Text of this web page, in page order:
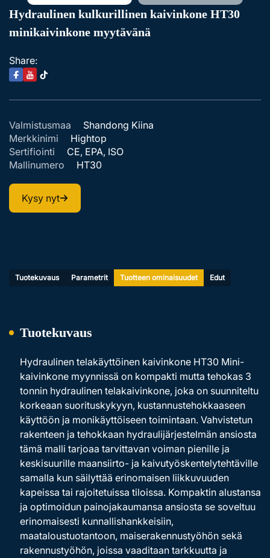
Hydraulinen kulkurillinen kaivinkone HT30
minikaivinkone myytävänä
Share:
Valmistusmaa
Shandong Kiina
Merkkinimi
Hightop
Sertifiointi
CE, EPA, ISO
Mallinumero
HT30
Kysy nyt
Tuotekuvaus Parametrit Tuotteen ominaisuudet Edut
Tuotekuvaus
Hydraulinen telakäyttöinen kaivinkone HT30 Mini-
kaivinkone myynnissä on kompakti mutta tehokas 3
tonnin hydraulinen telakaivinkone, joka on suunniteltu
korkeaan suorituskykyyn, kustannustehokkaaseen
käyttöön ja monikäyttöiseen toimintaan. Vahvistetun
rakenteen ja tehokkaan hydraulijärjestelmän ansiosta
tämä malli tarjoaa tarvittavan voiman pienille ja
keskisuurille maansiirto- ja kaivutyöskentelytehtäville
samalla kun säilyttää erinomaisen liikkuvuuden
kapeissa tai rajoitetuissa tiloissa. Kompaktin alustansa
ja optimoidun painojakaumansa ansiosta se soveltuu
erinomaisesti kunnallishankkeisiin,
maataloustuotantoon, maiserakennustyöhön sekä
rakennustyöhön, joissa vaaditaan tarkkuutta ja